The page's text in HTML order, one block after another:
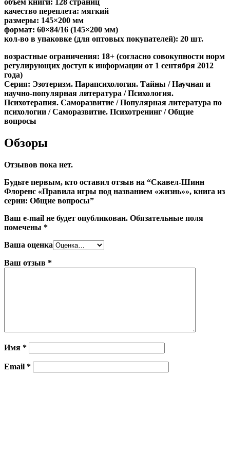
объём книги: 128 страниц
качество переплета: мягкий
размеры: 145×200 мм
формат: 60×84/16 (145×200 мм)
кол-во в упаковке (для оптовых покупателей): 20 шт.
возрастные ограничения: 18+ (согласно совокупности норм
регулирующих доступ к информации от 1 сентября 2012
года)
Серия: Эзотеризм. Парапсихология. Тайны / Научная и
научно-популярная литература / Психология.
Психотерапия. Саморазвитие / Популярная литература по
психологии / Саморазвитие. Психотренинг / Общие
вопросы
Обзоры
Отзывов пока нет.
Будьте первым, кто оставил отзыв на “Скавел-Шинн
Флоренс «Правила игры под названием «жизнь»», книга из
серии: Общие вопросы”
Ваш e-mail не будет опубликован. Обязательные поля
помечены *
Ваша оценка
Ваш отзыв *
Имя *
Email *